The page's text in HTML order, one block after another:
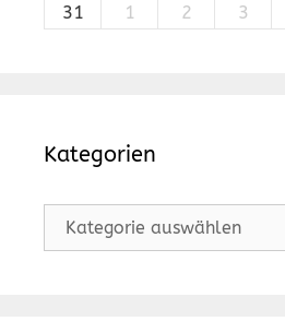
31
1 2 3
Kategorien
Kategorien